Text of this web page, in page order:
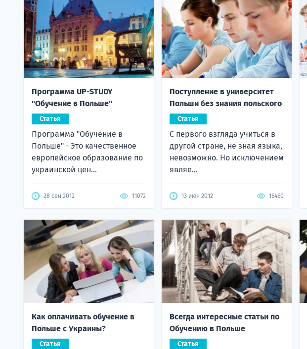
Программа UP-STUDY
"Обучение в Польше"
Статья
Программа "Обучение в
Польше" - Это качественное
европейское образование по
украинской цен...
28 сен 2012 11072
Поступление в университет
Польши без знания польского
Статья
С первого взгляда учиться в
другой стране, не зная языка,
невозможно. Но исключением
являе...
13 июн 2012 16460
Как оплачивать обучение в
Польше с Украины?
Статья
Всегда интересные статьи по
Обучению в Польше
Статья